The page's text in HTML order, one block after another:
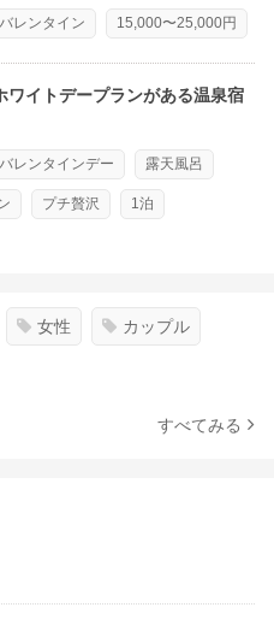
バレンタイン 15,000〜25,000円
ワイトデープランがある温泉宿
バレンタインデー 露天風呂
プチ贅沢 1泊
女性 カップル
すべてみる